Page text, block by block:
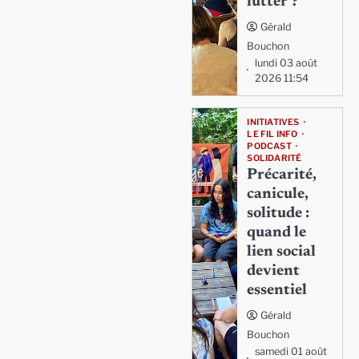
Gérald
Bouchon
lundi 03 août
2026 11:54
INITIATIVES
LE FIL INFO
PODCAST
SOLIDARITÉ
Précarité,
canicule,
solitude :
quand le
lien social
devient
essentiel
Gérald
Bouchon
samedi 01 août